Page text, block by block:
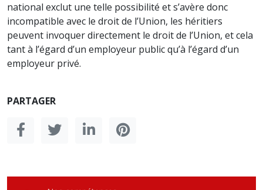
national exclut une telle possibilité et s’avère donc
incompatible avec le droit de l’Union, les héritiers
peuvent invoquer directement le droit de l’Union, et cela
tant à l’égard d’un employeur public qu’à l’égard d’un
employeur privé.
PARTAGER